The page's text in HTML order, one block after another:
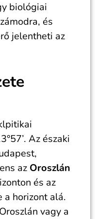
biológiai
és
jelentheti az
Az északi
az Oroszlán
és az
a horizont alá.
vagy a